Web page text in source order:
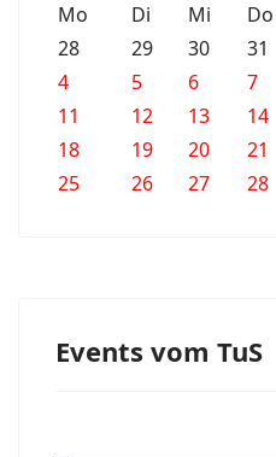
Mo
Di Mi Do
28
29 30 31
4
5 6 7
11
12 13 14
18
19 20 21
25
26 27 28
Events vom TuS